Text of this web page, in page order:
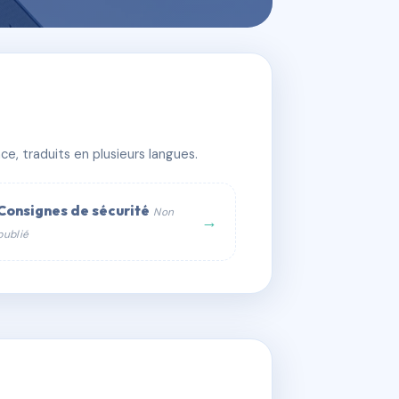
traduits en plusieurs langues.
de sécurité Non
→